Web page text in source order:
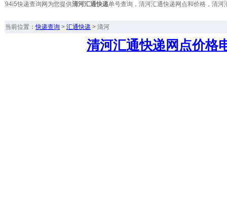
94i5快递查询网为您提供清河汇通快递单号查询，清河汇通快递网点和价格，清
当前位置：快递查询 > 汇通快递 > 清河
清河汇通快递网点价格